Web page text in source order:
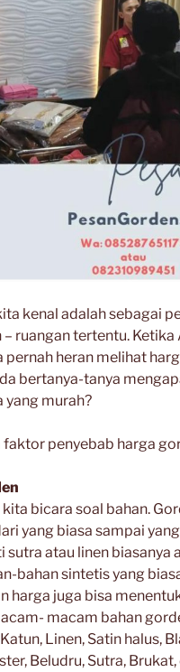
kenal adalah sebagai
– ruangan tertentu.
pernah heran melihat
bertanya-tanya
yang murah?
faktor penyebab harga
bicara soal bahan.
yang biasa sampai
sutra atau linen biasanya
bahan sintetis yang
harga juga bisa
macam bahan
Linen, Satin halus,
Beludru, Sutra, Brukat,